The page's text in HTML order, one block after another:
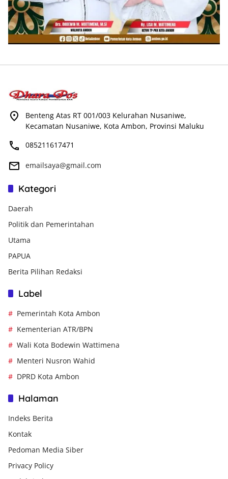
Benteng Atas RT 001/003 Kelurahan Nusaniwe,
Kecamatan Nusaniwe, Kota Ambon, Provinsi Maluku
085211617471
emailsaya@gmail.com
Kategori
Daerah
Politik dan Pemerintahan
Utama
PAPUA
Berita Pilihan Redaksi
Label
Pemerintah Kota Ambon
Kementerian ATR/BPN
Wali Kota Bodewin Wattimena
Menteri Nusron Wahid
DPRD Kota Ambon
Halaman
Indeks Berita
Kontak
Pedoman Media Siber
Privacy Policy